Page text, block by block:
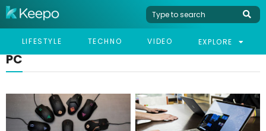
LIFESTYLE TECHNO VIDEO EXPLORE
PC